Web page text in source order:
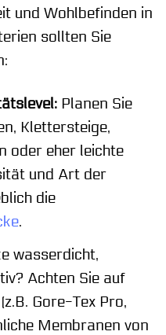
und Wohlbefinden in
sollten Sie
Planen Sie
Klettersteige,
oder eher leichte
und Art der
die
.
wasserdicht,
Achten Sie auf
Gore-Tex Pro,
Membranen von